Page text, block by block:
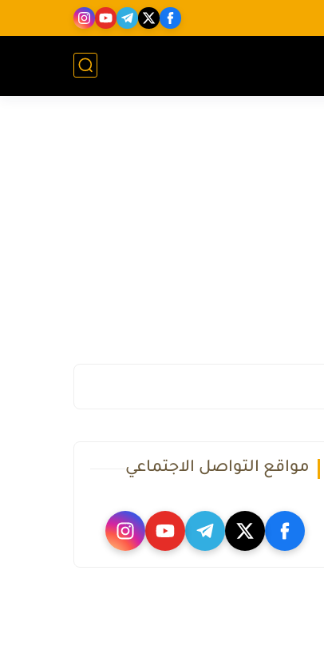
مواقع التواصل الاجتماعي